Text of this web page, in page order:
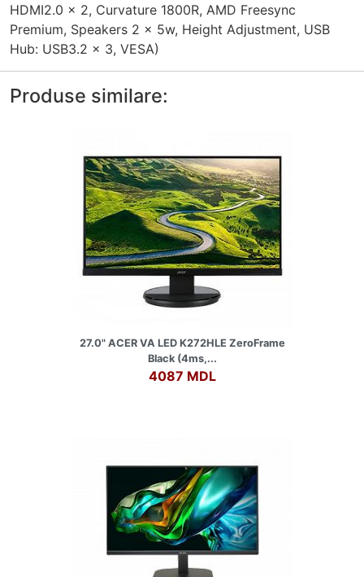
HDMI2.0 x 2, Curvature 1800R, AMD Freesync
Premium, Speakers 2 x 5w, Height Adjustment, USB
Hub: USB3.2 x 3, VESA)
Produse similare:
27.0" ACER VA LED K272HLE ZeroFrame
Black (4ms,...
4087 MDL